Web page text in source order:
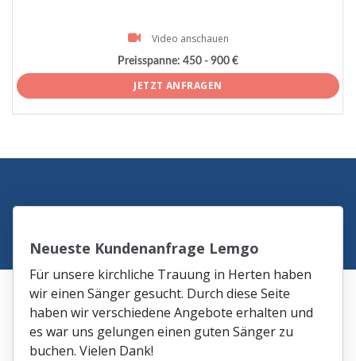
Video anschauen
Preisspanne: 450 - 900 €
JETZT ANFRAGEN
Neueste Kundenanfrage Lemgo
Für unsere kirchliche Trauung in Herten haben
wir einen Sänger gesucht. Durch diese Seite
haben wir verschiedene Angebote erhalten und
es war uns gelungen einen guten Sänger zu
buchen. Vielen Dank!